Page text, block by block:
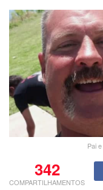
Pai
342
COMPARTILHAMENTOS